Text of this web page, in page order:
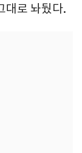
대로 놔뒀다.